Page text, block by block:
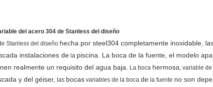
del acero 304 de Stanless del diseño
Stanless del diseño hecha por steel304 completamente inoxidable,
instalaciones de la piscina. La boca de la fuente, el modelo
realmente un requisito del agua baja.
La boca hermosa, variable de
y del géiser, las bocas variables de la boca de la fuente no son